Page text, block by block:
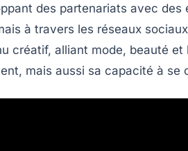
des partenariats avec des
à travers les réseaux
créatif, alliant mode, beauté
mais aussi sa capacité à